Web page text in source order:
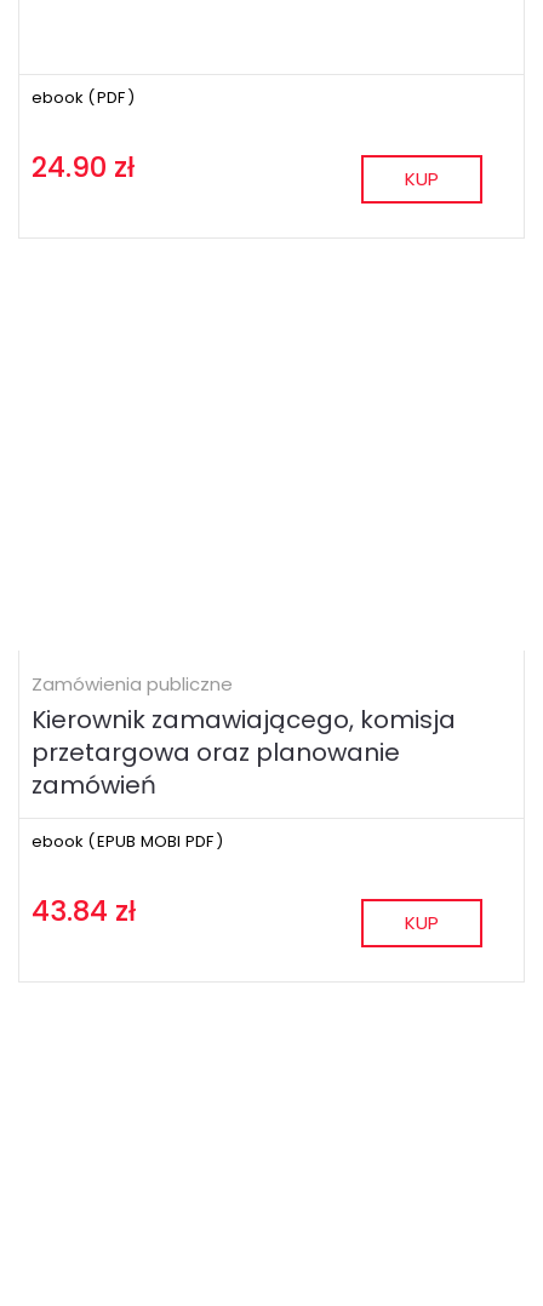
ebook (PDF)
24.90 zł KUP
Zamówienia publiczne
Kierownik zamawiającego, komisja
przetargowa oraz planowanie
zamówień
ebook (EPUB MOBI PDF)
43.84 zł KUP